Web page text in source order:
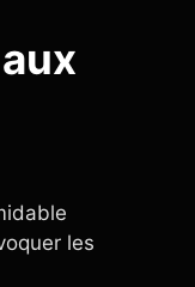
les